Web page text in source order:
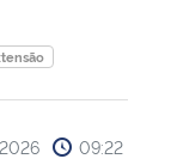
09:22